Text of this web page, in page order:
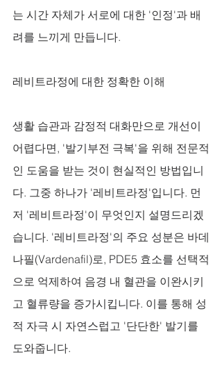
는 시간 자체가 서로에 대한 '인정'과 배
려를 느끼게 만듭니다.
레비트라정에 대한 정확한 이해
생활 습관과 감정적 대화만으로 개선이
어렵다면, '발기부전 극복'을 위해 전문적
인 도움을 받는 것이 현실적인 방법입니
다. 그중 하나가 '레비트라정'입니다. 먼
저 '레비트라정'이 무엇인지 설명드리겠
습니다. '레비트라정'의 주요 성분은 바데
나필(Vardenafil)로, PDE5 효소를 선택적
으로 억제하여 음경 내 혈관을 이완시키
고 혈류량을 증가시킵니다. 이를 통해 성
적 자극 시 자연스럽고 '단단한' 발기를
도와줍니다.